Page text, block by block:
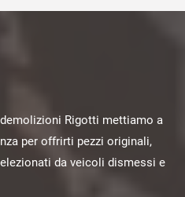
Rigotti mettiamo a
per offrirti pezzi originali,
da veicoli dismessi e